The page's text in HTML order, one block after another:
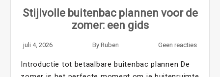
Stijlvolle buitenbac plannen voor de
zomer: een gids
juli 4, 2026 By Ruben Geen reacties
Introductie tot betaalbare buitenbac plannen De